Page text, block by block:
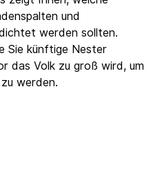
und
werden sollten.
Sie künftige Nester
das Volk zu groß wird, um
werden.